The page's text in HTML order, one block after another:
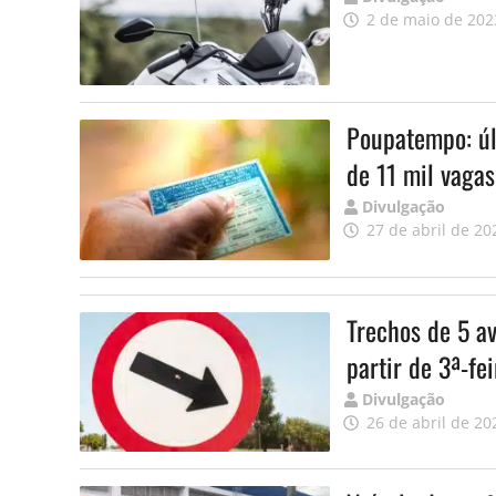
por
2 de maio de
Poupatempo:
de 11 mil vagas
Publicado
por
Divulgação
27 de abril de
Trechos de 5
partir de 3ª-
Publicado
por
Divulgação
26 de abril de